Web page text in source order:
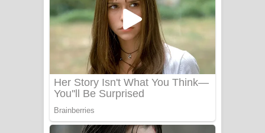
බැබලෙන ගීතයේ පද පෙළ
Adare Wadi Nisa Song Lyrics - ආදරේ
වැඩි නිසා ගීතයේ පද පෙළ
UNUHUMA Song Lyrics - උණුහුම
ගීතයේ පද පෙළ